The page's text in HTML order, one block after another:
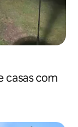
casas com